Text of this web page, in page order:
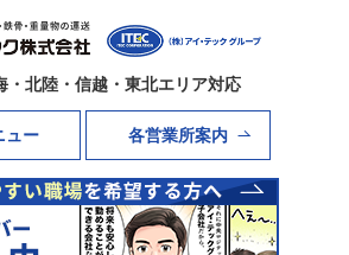
・北陸・信越・東北エリア対応
ュー 各営業所案内